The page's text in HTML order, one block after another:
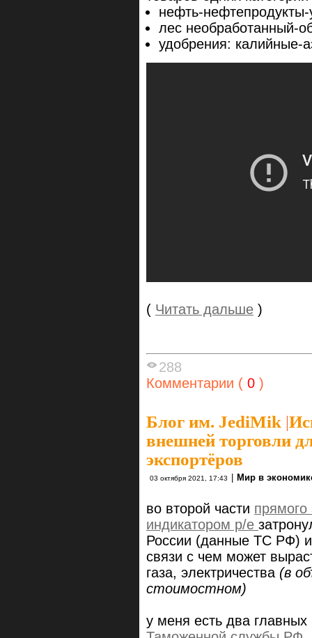
нефть-
лес необработанный-
удобрения: калийные-
( Читать дальше )
288
Комментарии ( 0 )
Блог им. JediMik |
внешней торговли
экспортёров
03 октября 2021, 17:43 | Мир в
во второй части
индикатором p/e
России (данные ТС РФ) и
связи с чем может
газа, электричества (в
стоимостном)
у меня есть два главных